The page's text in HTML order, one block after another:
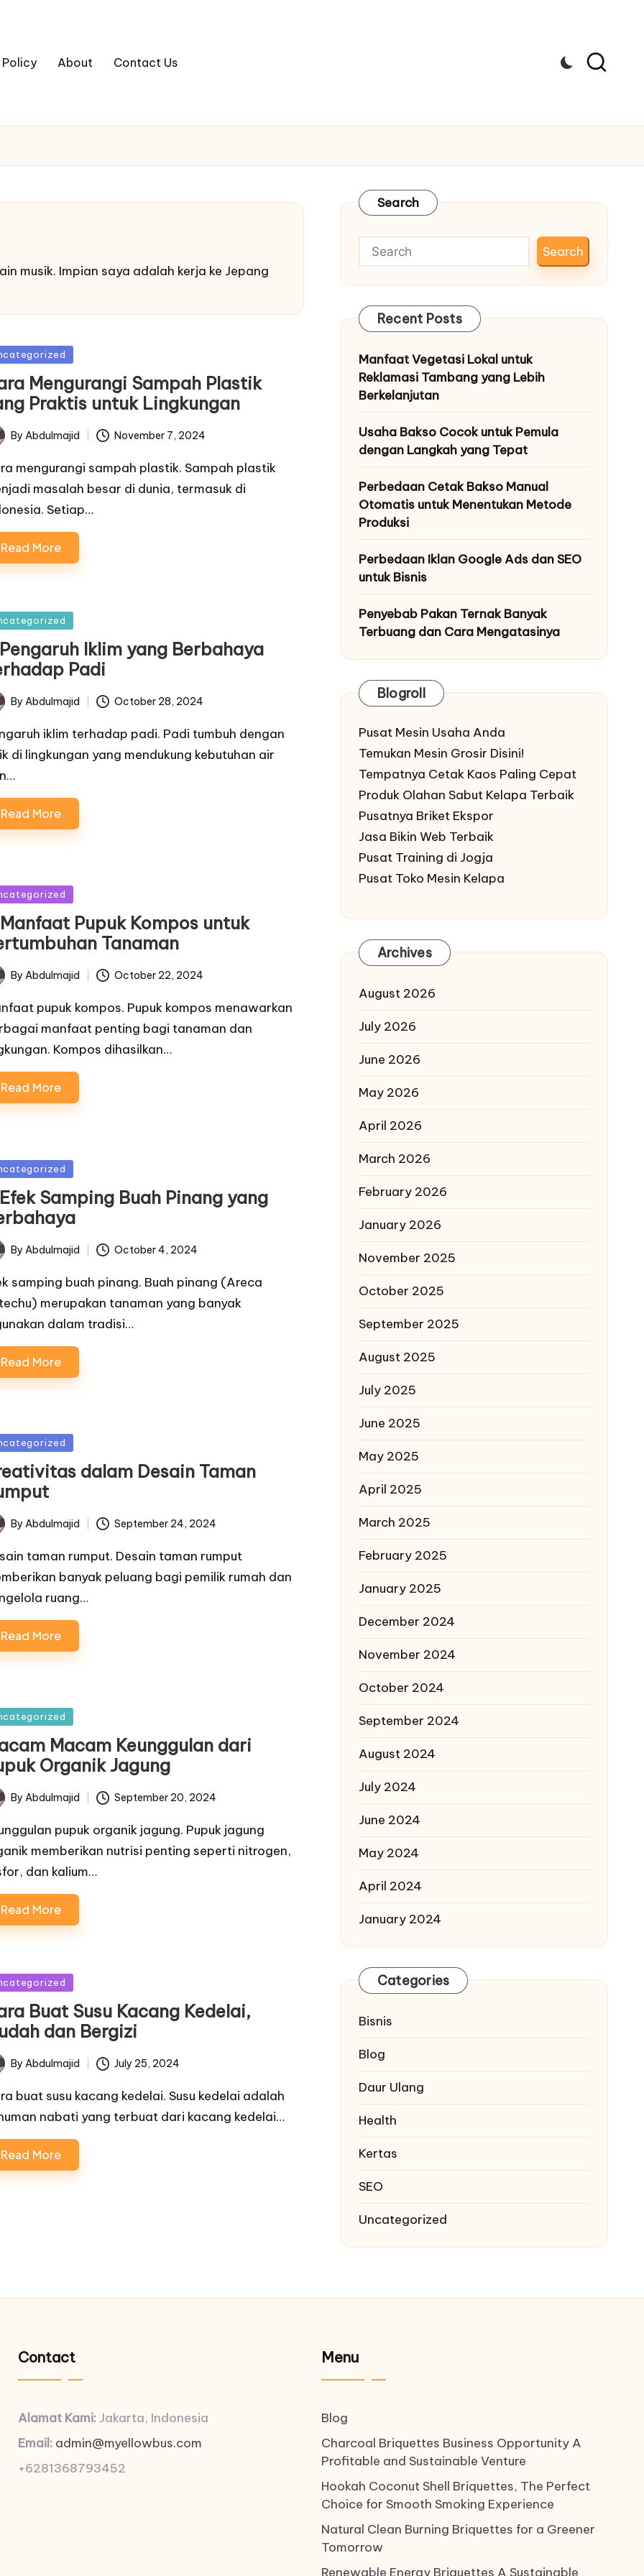
Policy About Contact Us
musik. Impian saya adalah kerja ke Jepang
Mengurangi Sampah Plastik
Praktis untuk Lingkungan
By Abdulmajid November 7, 2024
mengurangi sampah plastik. Sampah plastik
masalah besar di dunia, termasuk di
Setiap…
Read More
Iklim yang Berbahaya
Padi
By Abdulmajid October 28, 2024
iklim terhadap padi. Padi tumbuh dengan
di lingkungan yang mendukung kebutuhan air
Read More
Pupuk Kompos untuk
Tanaman
By Abdulmajid October 22, 2024
pupuk kompos. Pupuk kompos menawarkan
manfaat penting bagi tanaman dan
Kompos dihasilkan…
Read More
Samping Buah Pinang yang
By Abdulmajid October 4, 2024
samping buah pinang. Buah pinang (Areca
merupakan tanaman yang banyak
dalam tradisi…
Read More
dalam Desain Taman
By Abdulmajid September 24, 2024
taman rumput. Desain taman rumput
banyak peluang bagi pemilik rumah dan
ruang…
Read More
Macam Keunggulan dari
Organik Jagung
By Abdulmajid September 20, 2024
pupuk organik jagung. Pupuk jagung
memberikan nutrisi penting seperti nitrogen,
dan kalium…
Read More
Buat Susu Kacang Kedelai,
dan Bergizi
By Abdulmajid July 25, 2024
buat susu kacang kedelai. Susu kedelai adalah
nabati yang terbuat dari kacang kedelai…
Read More
Search
Search
Recent Posts
Manfaat Vegetasi Lokal untuk
Reklamasi Tambang yang Lebih
Berkelanjutan
Usaha Bakso Cocok untuk Pemula
dengan Langkah yang Tepat
Perbedaan Cetak Bakso Manual
Otomatis untuk Menentukan Metode
Produksi
Perbedaan Iklan Google Ads dan SEO
untuk Bisnis
Penyebab Pakan Ternak Banyak
Terbuang dan Cara Mengatasinya
Blogroll
Pusat Mesin Usaha Anda
Temukan Mesin Grosir Disini!
Tempatnya Cetak Kaos Paling Cepat
Produk Olahan Sabut Kelapa Terbaik
Pusatnya Briket Ekspor
Jasa Bikin Web Terbaik
Pusat Training di Jogja
Pusat Toko Mesin Kelapa
Archives
August 2026
July 2026
June 2026
May 2026
April 2026
March 2026
February 2026
January 2026
November 2025
October 2025
September 2025
August 2025
July 2025
June 2025
May 2025
April 2025
March 2025
February 2025
January 2025
December 2024
November 2024
October 2024
September 2024
August 2024
July 2024
June 2024
May 2024
April 2024
January 2024
Categories
Bisnis
Blog
Daur Ulang
Health
Kertas
SEO
Uncategorized
Contact
Alamat Kami:Jakarta, Indonesia
Email: admin@myellowbus.com
+6281368793452
Menu
Blog
Charcoal Briquettes Business Opportunity A
Profitable and Sustainable Venture
Hookah Coconut Shell Briquettes, The Perfect
Choice for Smooth Smoking Experience
Natural Clean Burning Briquettes for a Greener
Tomorrow
Renewable Energy Briquettes A Sustainable